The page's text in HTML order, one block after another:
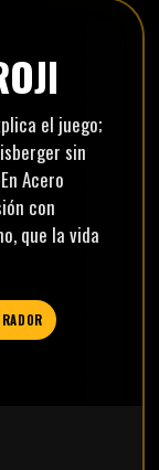
el juego;
sin
Acero
con
que la vida